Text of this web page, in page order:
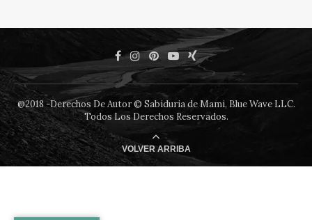
@2018 -Derechos De Autor © Sabiduria de Mami, Blue Wave LLC.
Todos Los Derechos Reservados.
VOLVER ARRIBA